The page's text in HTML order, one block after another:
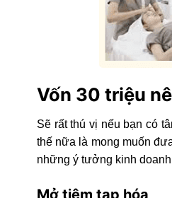
Vốn 30 triệu
Sẽ rất thú vị nếu bạn có
thế nữa là mong muốn
những ý tưởng kinh
Mở tiệm tạp hóa